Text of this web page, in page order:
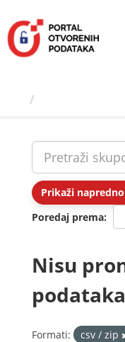
sadržaj
Prikaži
Poredaj prema
Nisu
podataka
Formati: csv / zip